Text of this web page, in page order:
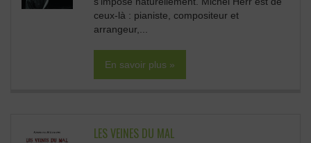
ceux-là : pianiste, compositeur et
arrangeur,...
En savoir plus »
LES VEINES DU MAL